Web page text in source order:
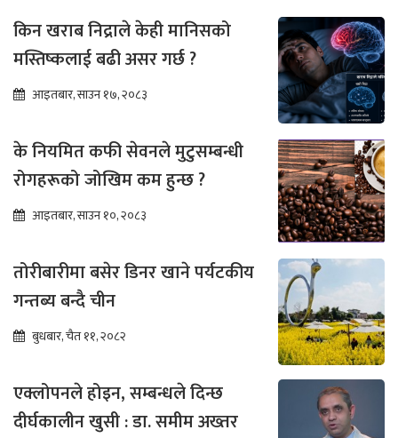
किन खराब निद्राले केही मानिसको
मस्तिष्कलाई बढी असर गर्छ ?
आइतबार, साउन १७, २०८३
के नियमित कफी सेवनले मुटुसम्बन्धी
रोगहरूको जोखिम कम हुन्छ ?
आइतबार, साउन १०, २०८३
तोरीबारीमा बसेर डिनर खाने पर्यटकीय
गन्तब्य बन्दै चीन
बुधबार, चैत ११, २०८२
एक्लोपनले होइन, सम्बन्धले दिन्छ
दीर्घकालीन खुसी : डा. समीम अख्तर